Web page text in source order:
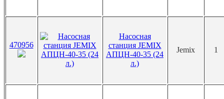
470956
Насосная
станция JEMIX
АПЦН-40-35 (24
л.)
Jemix 1